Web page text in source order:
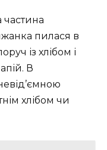
пилася в
із хлібом і
В
хлібом чи